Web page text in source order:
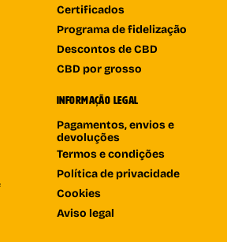
Certificados
Programa de fidelização
Descontos de CBD
CBD por grosso
INFORMAÇÃO LEGAL
Pagamentos, envios e
devoluções
Termos e condições
Política de privacidade
Cookies
Aviso legal